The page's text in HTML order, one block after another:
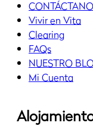
Vivir en Vita
Clearing
FAQs
NUESTRO
Mi Cuenta